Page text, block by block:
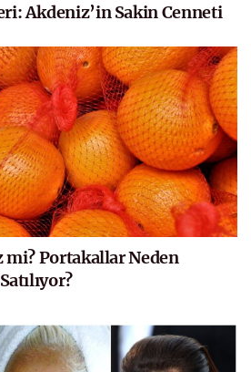
Akdeniz’in Sakin Cenneti
Portakallar Neden